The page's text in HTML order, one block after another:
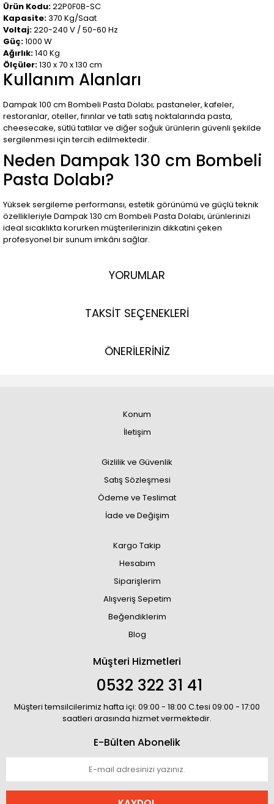
Ürün Kodu:22P0F0B-SC
Kapasite:370 Kg/Saat
Voltaj:220-240 V / 50-60 Hz
Güç:1000 W
Ağırlık:140 Kg
Ölçüler:130 x 70 x 130 cm
Kullanım Alanları
Dampak 100 cm Bombeli Pasta Dolabı; pastaneler, kafeler,
restoranlar, oteller, fırınlar ve tatlı satış noktalarında pasta,
cheesecake, sütlü tatlılar ve diğer soğuk ürünlerin güvenli şekilde
sergilenmesi için tercih edilmektedir.
Neden Dampak 130 cm Bombeli
Pasta Dolabı?
Yüksek sergileme performansı, estetik görünümü ve güçlü teknik
özellikleriyle Dampak 130 cm Bombeli Pasta Dolabı, ürünlerinizi
ideal sıcaklıkta korurken müşterilerinizin dikkatini çeken
profesyonel bir sunum imkânı sağlar.
YORUMLAR
TAKSİT SEÇENEKLERİ
ÖNERİLERİNİZ
Konum
İletişim
Gizlilik ve Güvenlik
Satış Sözleşmesi
Ödeme ve Teslimat
İade ve Değişim
Kargo Takip
Hesabım
Siparişlerim
Alışveriş Sepetim
Beğendiklerim
Blog
Müşteri Hizmetleri
0532 322 31 41
Müşteri temsilcilerimiz hafta içi: 09:00 - 18:00 C.tesi 09:00 - 17:00
saatleri arasında hizmet vermektedir.
E-Bülten Abonelik